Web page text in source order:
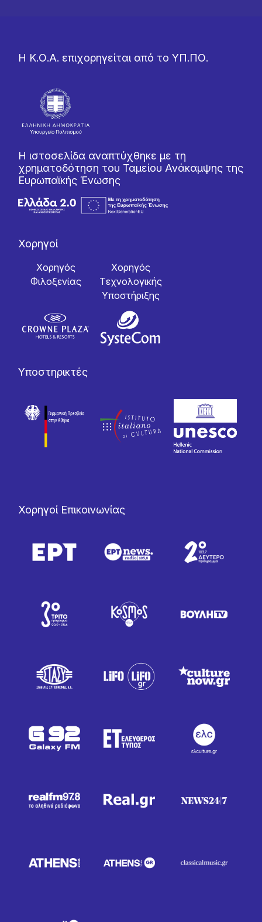
Η Κ.Ο.Α. επιχορηγείται από το ΥΠ.ΠΟ.
Η ιστοσελίδα αναπτύχθηκε με τη
χρηματοδότηση του Ταμείου Ανάκαμψης της
Ευρωπαϊκής Ένωσης
Χορηγοί
Χορηγός
Φιλοξενίας
Χορηγός
Tεχνολογικής
Yποστήριξης
Υποστηρικτές
Χορηγοί Επικοινωνίας